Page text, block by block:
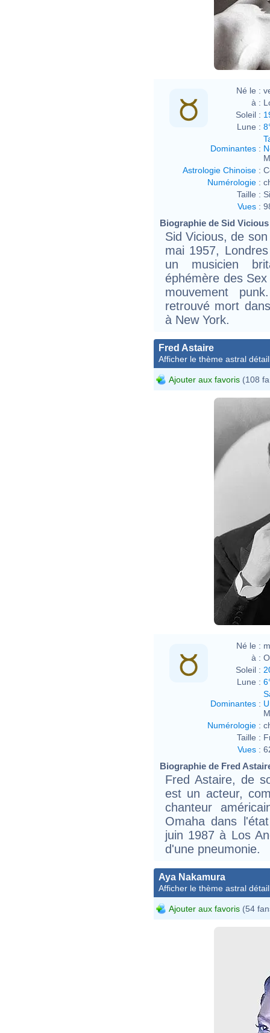
Né le :
à :
Soleil :
Lune :
Dominantes :
Astrologie Chinoise :
Numérologie :
Taille :
Vues :
Biographie de Sid
Sid Vicious, de
mai 1957,
un musicien
éphémère des
mouvement
retrouvé mort
à New York.
Fred Astaire
Afficher le thème astral
Ajouter aux favoris (108
Né le :
à :
Soleil :
Lune :
Dominantes :
Numérologie :
Taille :
Vues :
Biographie de Fred
Fred Astaire, de
est un acteur,
chanteur
Omaha dans
juin 1987 à Los
d'une pneumonie.
Aya Nakamura
Afficher le thème astral
Ajouter aux favoris (54